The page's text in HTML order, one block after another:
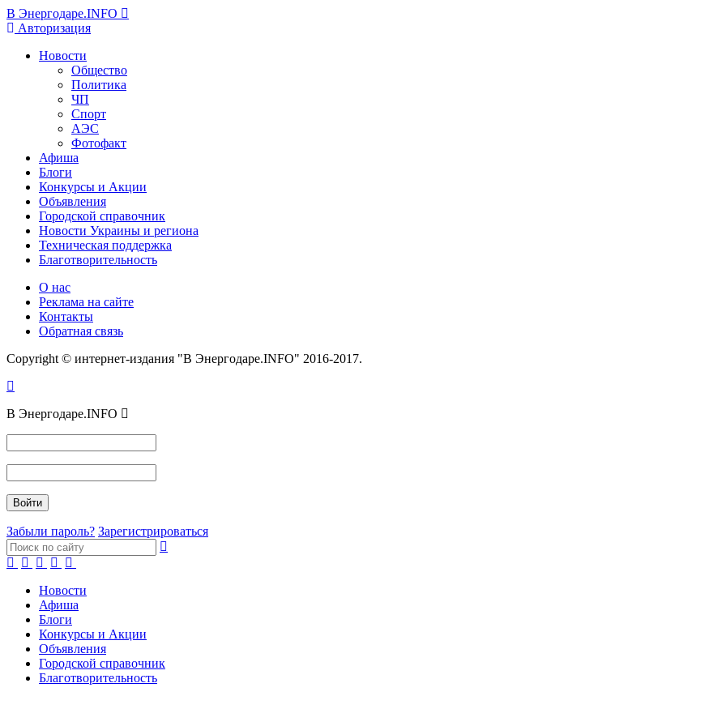
В Энергодаре.INFO
Авторизация
Новости
Общество
Политика
ЧП
Спорт
АЭС
Фотофакт
Афиша
Блоги
Конкурсы и Акции
Объявления
Городской справочник
Новости Украины и региона
Техническая поддержка
Благотворительность
О нас
Реклама на сайте
Контакты
Обратная связь
Copyright © интернет-издания "В Энергодаре.INFO" 2016-2017.
В Энергодаре.INFO
Забыли пароль? Зарегистрироваться
Новости
Афиша
Блоги
Конкурсы и Акции
Объявления
Городской справочник
Благотворительность